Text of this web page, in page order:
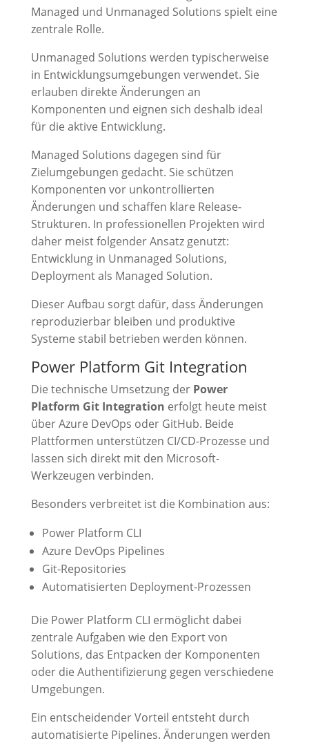
Managed und Unmanaged Solutions spielt eine
zentrale Rolle.
Unmanaged Solutions werden typischerweise
in Entwicklungsumgebungen verwendet. Sie
erlauben direkte Änderungen an
Komponenten und eignen sich deshalb ideal
für die aktive Entwicklung.
Managed Solutions dagegen sind für
Zielumgebungen gedacht. Sie schützen
Komponenten vor unkontrollierten
Änderungen und schaffen klare Release-
Strukturen. In professionellen Projekten wird
daher meist folgender Ansatz genutzt:
Entwicklung in Unmanaged Solutions,
Deployment als Managed Solution.
Dieser Aufbau sorgt dafür, dass Änderungen
reproduzierbar bleiben und produktive
Systeme stabil betrieben werden können.
Power Platform Git Integration
Die technische Umsetzung der Power
Platform Git Integration erfolgt heute meist
über Azure DevOps oder GitHub. Beide
Plattformen unterstützen CI/CD-Prozesse und
lassen sich direkt mit den Microsoft-
Werkzeugen verbinden.
Besonders verbreitet ist die Kombination aus:
Power Platform CLI
Azure DevOps Pipelines
Git-Repositories
Automatisierten Deployment-Prozessen
Die Power Platform CLI ermöglicht dabei
zentrale Aufgaben wie den Export von
Solutions, das Entpacken der Komponenten
oder die Authentifizierung gegen verschiedene
Umgebungen.
Ein entscheidender Vorteil entsteht durch
automatisierte Pipelines. Änderungen werden